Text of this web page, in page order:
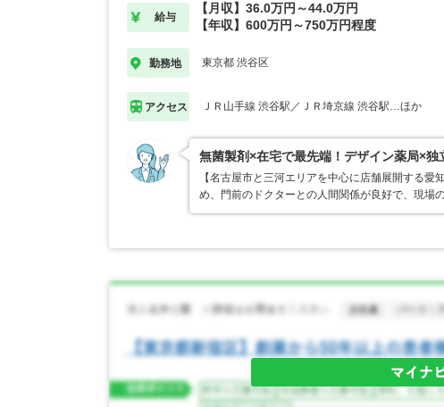
給与
【月収】36.0万円～44.0万円
【年収】600万円～750万円程度
勤務地 東京都 渋谷区
アクセス ＪＲ山手線 渋谷駅／ＪＲ埼京線 渋谷駅…ほか
無菌製剤×在宅で最先端！デザイン薬局×独
【名古屋市と三河エリアを中心に店舗展開する
め、門前のドクターとの人間関係が良好で、現